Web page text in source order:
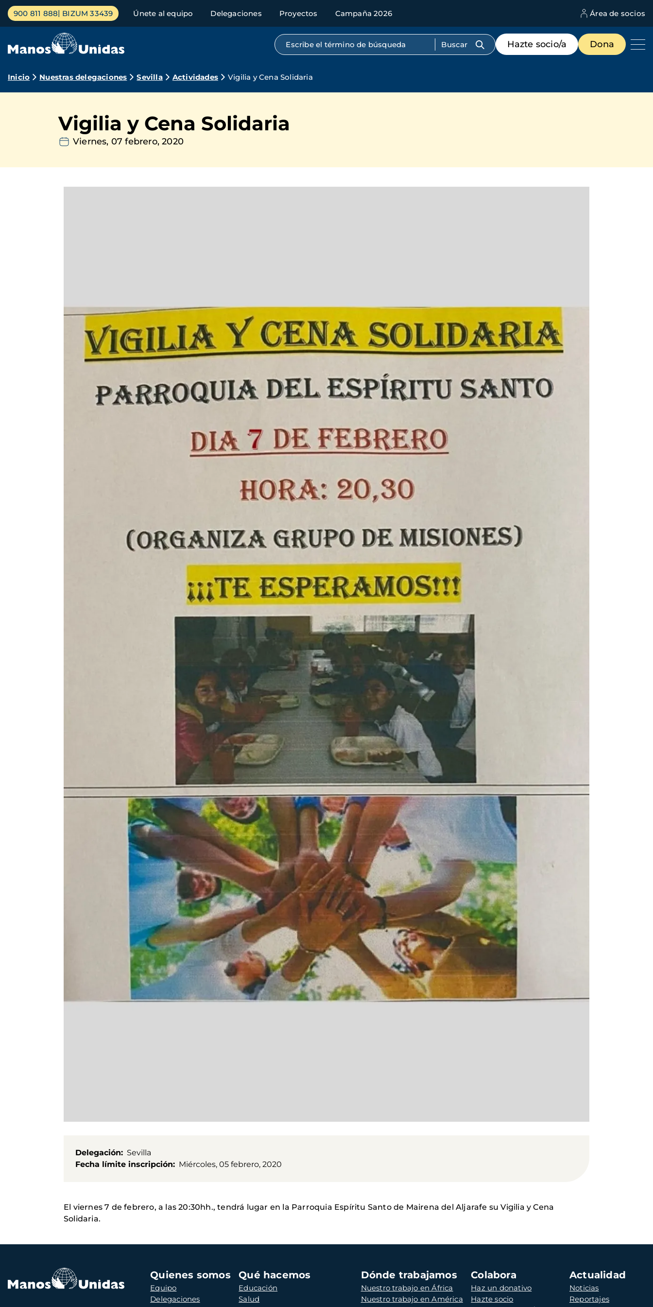
Pasar
contenido
Menú
principal
900 811 888 BIZUM 33439 Únete al equipo Delegaciones Proyectos Campaña 2026 Área de socios
Búsqueda por texto completo
Menú
de
destacados
Hazte socio/a Dona
Ruta
navegación
Inicio Nuestras delegaciones Sevilla Actividades Vigilia y Cena Solidaria
Vigilia y Cena Solidaria
Viernes, 07 febrero, 2020
Delegación
Sevilla
Fecha límite inscripción
Miércoles, 05 febrero, 2020
El viernes 7 de febrero, a las 20:30hh., tendrá lugar en la Parroquia Espíritu Santo de Mairena del Aljarafe su Vigilia y Cena
Solidaria.
Navegación
principal
Quienes somos
Equipo
Delegaciones
Qué hacemos
Educación
Salud
Dónde trabajamos
Nuestro trabajo en África
Nuestro trabajo en América
Colabora
Haz un donativo
Hazte socio
Actualidad
Noticias
Reportajes